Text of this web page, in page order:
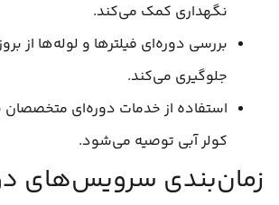
نگهداری کمک می‌کند.
بررسی دوره‌ای فیلترها و لوله‌ها از
جلوگیری می‌کند.
استفاده از خدمات دوره‌ای متخصصان
کولر آبی توصیه می‌شود.
زمان‌بندی سرویس‌های